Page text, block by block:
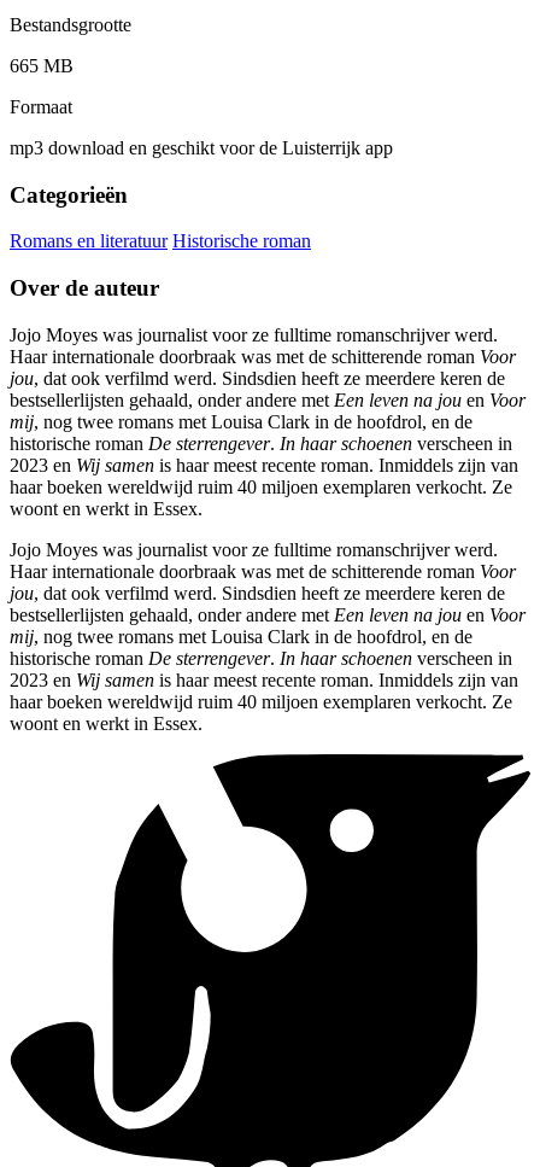
Bestandsgrootte
665 MB
Formaat
mp3 download en geschikt voor de Luisterrijk app
Categorieën
Romans en literatuur Historische roman
Over de auteur
Jojo Moyes was journalist voor ze fulltime romanschrijver werd.
Haar internationale doorbraak was met de schitterende roman Voor
jou, dat ook verfilmd werd. Sindsdien heeft ze meerdere keren de
bestsellerlijsten gehaald, onder andere met Een leven na jou en Voor
mij, nog twee romans met Louisa Clark in de hoofdrol, en de
historische roman De sterrengever. In haar schoenen verscheen in
2023 en Wij samen is haar meest recente roman. Inmiddels zijn van
haar boeken wereldwijd ruim 40 miljoen exemplaren verkocht. Ze
woont en werkt in Essex.
Jojo Moyes was journalist voor ze fulltime romanschrijver werd.
Haar internationale doorbraak was met de schitterende roman Voor
jou, dat ook verfilmd werd. Sindsdien heeft ze meerdere keren de
bestsellerlijsten gehaald, onder andere met Een leven na jou en Voor
mij, nog twee romans met Louisa Clark in de hoofdrol, en de
historische roman De sterrengever. In haar schoenen verscheen in
2023 en Wij samen is haar meest recente roman. Inmiddels zijn van
haar boeken wereldwijd ruim 40 miljoen exemplaren verkocht. Ze
woont en werkt in Essex.